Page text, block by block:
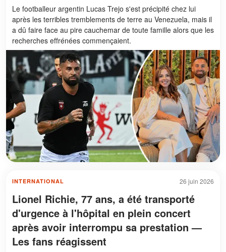
Le footballeur argentin Lucas Trejo s'est précipité chez lui
après les terribles tremblements de terre au Venezuela, mais il
a dû faire face au pire cauchemar de toute famille alors que les
recherches effrénées commençaient.
26 juin 2026
INTERNATIONAL
Lionel Richie, 77 ans, a été transporté
d'urgence à l'hôpital en plein concert
après avoir interrompu sa prestation —
Les fans réagissent